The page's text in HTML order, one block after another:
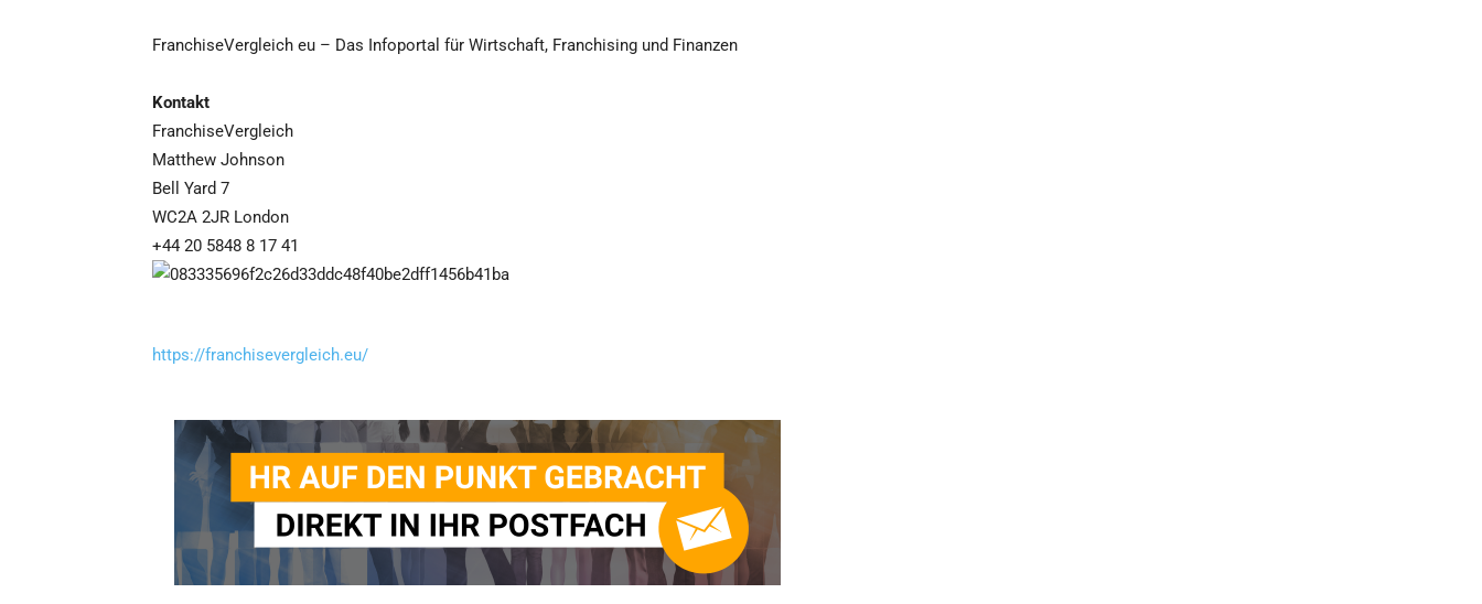
FranchiseVergleich eu – Das Infoportal für Wirtschaft, Franchising und Finanzen
Kontakt
FranchiseVergleich
Matthew Johnson
Bell Yard 7
WC2A 2JR London
+44 20 5848 8 17 41
https://franchisevergleich.eu/